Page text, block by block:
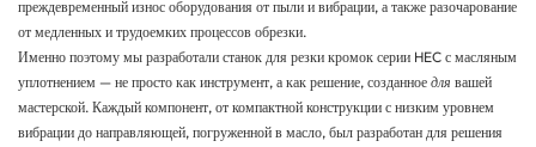
преждевременный износ оборудования от пыли и вибрации, а также разочарование
от медленных и трудоемких процессов обрезки.
Именно поэтому мы разработали станок для резки кромок серии HEC с масляным
уплотнением — не просто как инструмент, а как решение, созданное для вашей
мастерской. Каждый компонент, от компактной конструкции с низким уровнем
вибрации до направляющей, погруженной в масло, был разработан для решения